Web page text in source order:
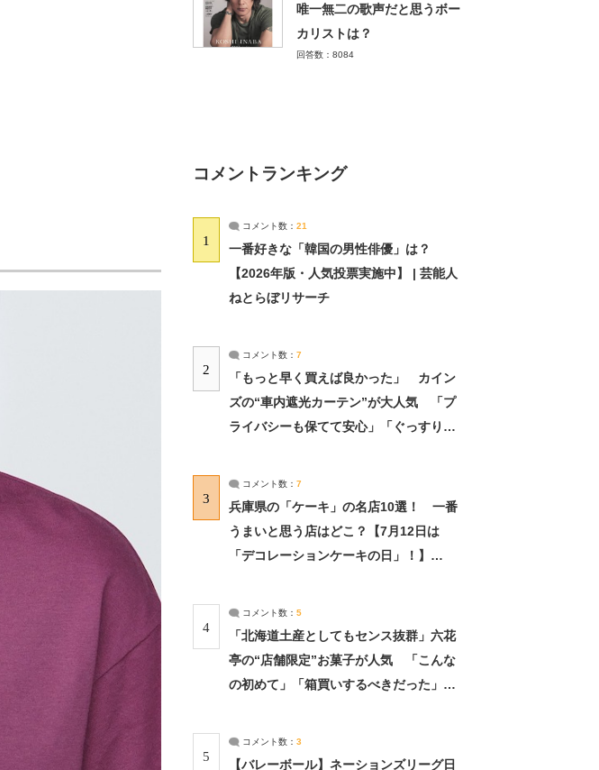
唯一無二の歌声だと思うボー
カリストは？
回答数：8084
コメントランキング
1
コメント数： 21
一番好きな「韓国の男性俳優」は？
【2026年版・人気投票実施中】 | 芸能人
ねとらぼリサーチ
2
コメント数： 7
「もっと早く買えば良かった」 カイン
ズの“車内遮光カーテン”が大人気 「プ
ライバシーも保てて安心」「ぐっすり眠
3
コメント数： 7
兵庫県の「ケーキ」の名店10選！ 一番
うまいと思う店はどこ？【7月12日は
「デコレーションケーキの日」！】
4
コメント数： 5
「北海道土産としてもセンス抜群」六花
亭の“店舗限定”お菓子が人気 「こんな
の初めて」「箱買いするべきだった」
5
コメント数： 3
【バレーボール】ネーションズリーグ日